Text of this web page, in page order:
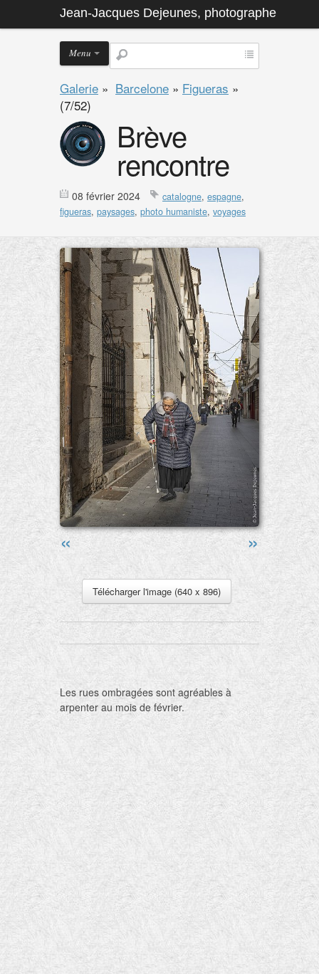
Jean-Jacques Dejeunes, photographe
Menu
Galerie » Barcelone » Figueras »
(7/52)
Brève
rencontre
08 février 2024 catalogne, espagne,
figueras, paysages, photo humaniste, voyages
»
«
Télécharger l'image (640 x 896)
Les rues ombragées sont agréables à
arpenter au mois de février.